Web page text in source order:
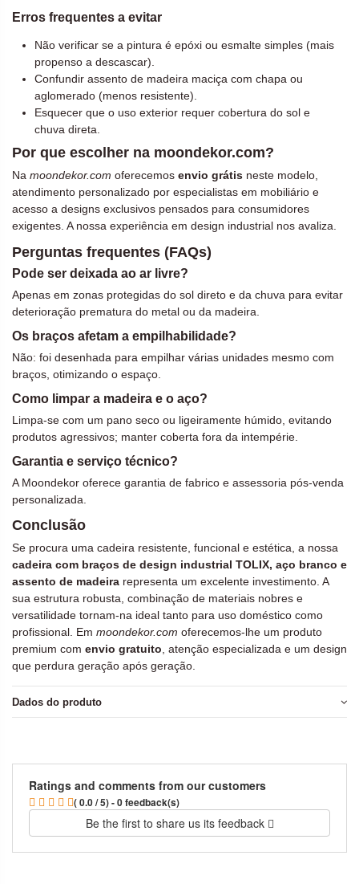
Erros frequentes a evitar
Não verificar se a pintura é epóxi ou esmalte simples (mais
propenso a descascar).
Confundir assento de madeira maciça com chapa ou
aglomerado (menos resistente).
Esquecer que o uso exterior requer cobertura do sol e
chuva direta.
Por que escolher na moondekor.com?
Na moondekor.com oferecemos envio grátis neste modelo,
atendimento personalizado por especialistas em mobiliário e
acesso a designs exclusivos pensados para consumidores
exigentes. A nossa experiência em design industrial nos avaliza.
Perguntas frequentes (FAQs)
Pode ser deixada ao ar livre?
Apenas em zonas protegidas do sol direto e da chuva para evitar
deterioração prematura do metal ou da madeira.
Os braços afetam a empilhabilidade?
Não: foi desenhada para empilhar várias unidades mesmo com
braços, otimizando o espaço.
Como limpar a madeira e o aço?
Limpa-se com um pano seco ou ligeiramente húmido, evitando
produtos agressivos; manter coberta fora da intempérie.
Garantia e serviço técnico?
A Moondekor oferece garantia de fabrico e assessoria pós-venda
personalizada.
Conclusão
Se procura uma cadeira resistente, funcional e estética, a nossa
cadeira com braços de design industrial TOLIX, aço branco e
assento de madeira representa um excelente investimento. A
sua estrutura robusta, combinação de materiais nobres e
versatilidade tornam-na ideal tanto para uso doméstico como
profissional. Em moondekor.com oferecemos-lhe um produto
premium com envio gratuito, atenção especializada e um design
que perdura geração após geração.
Dados do produto
Ratings and comments from our customers
( 0.0 / 5) - 0 feedback(s)
Be the first to share us its feedback